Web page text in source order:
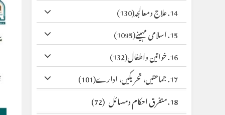
14. علاج ومعالجہ
(130)
15. اسلامی مہینے
(1095)
16. خواتین واطفال
(132)
17. جماعتیں، تحریکیں، ادارے
(101)
18. متفرق احکام ومسائل
(72)